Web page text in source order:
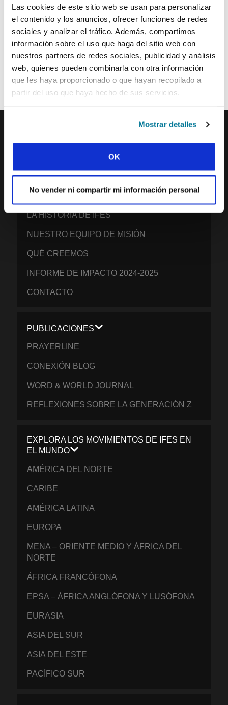
Las cookies de este sitio web se usan para personalizar
el contenido y los anuncios, ofrecer funciones de redes
sociales y analizar el tráfico. Además, compartimos
información sobre el uso que haga del sitio web con
nuestros partners de redes sociales, publicidad y análisis
web, quienes pueden combinarla con otra información
que les haya proporcionado o que hayan recopilado a
partir del uso que haya hecho de sus servicios.
Mostrar detalles
OK
No vender ni compartir mi información personal
ENVIAR
Cada semana, IFES envía un breve correo electrónico con historias
de los movimientos estudiantiles y el ministerio de IFES de todo el
mundo para inspirarte en tus oraciones.
¡Nos encantaría que te unieras a nosotros!
EVANGELICAL STUDENTS
NUESTRA VISIÓN GLOBAL
NUESTRO TRABAJO
LA HISTORIA DE IFES
NUESTRO EQUIPO DE MISIÓN
QUÉ CREEMOS
INFORME DE IMPACTO 2024-2025
CONTACTO
PUBLICACIONES
PRAYERLINE
CONEXIÓN BLOG
WORD & WORLD JOURNAL
REFLEXIONES SOBRE LA GENERACIÓN Z
EXPLORA LOS MOVIMIENTOS DE IFES EN
EL MUNDO
AMÉRICA DEL NORTE
CARIBE
AMÉRICA LATINA
EUROPA
MENA – ORIENTE MEDIO Y ÁFRICA DEL
NORTE
ÁFRICA FRANCÓFONA
EPSA – ÁFRICA ANGLÓFONA Y LUSÓFONA
EURASIA
ASIA DEL SUR
ASIA DEL ESTE
PACÍFICO SUR